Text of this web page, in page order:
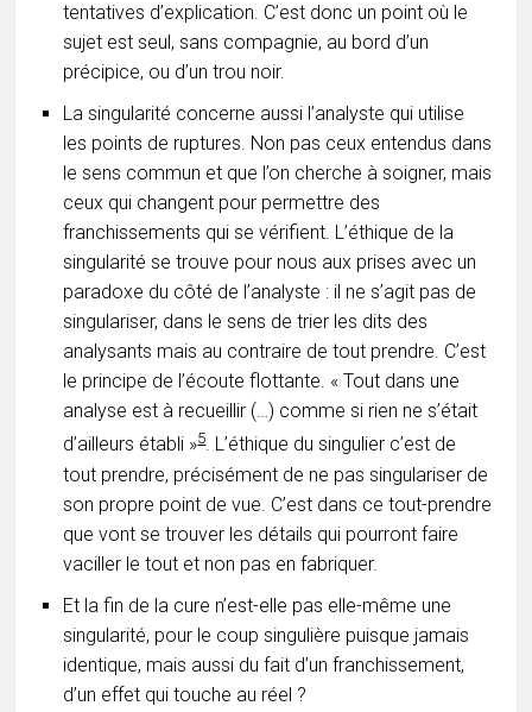
tentatives d’explication. C’est donc un point où le
sujet est seul, sans compagnie, au bord d’un
précipice, ou d’un trou noir.
La singularité concerne aussi l’analyste qui utilise
les points de ruptures. Non pas ceux entendus dans
le sens commun et que l’on cherche à soigner, mais
ceux qui changent pour permettre des
franchissements qui se vérifient. L’éthique de la
singularité se trouve pour nous aux prises avec un
paradoxe du côté de l’analyste : il ne s’agit pas de
singulariser, dans le sens de trier les dits des
analysants mais au contraire de tout prendre. C’est
le principe de l’écoute flottante. « Tout dans une
analyse est à recueillir (…) comme si rien ne s’était
d’ailleurs établi »5. L’éthique du singulier c’est de
tout prendre, précisément de ne pas singulariser de
son propre point de vue. C’est dans ce tout-prendre
que vont se trouver les détails qui pourront faire
vaciller le tout et non pas en fabriquer.
Et la fin de la cure n’est-elle pas elle-même une
singularité, pour le coup singulière puisque jamais
identique, mais aussi du fait d’un franchissement,
d’un effet qui touche au réel ?